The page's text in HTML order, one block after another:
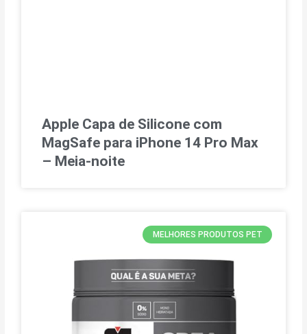
Apple Capa de Silicone com
MagSafe para iPhone 14 Pro Max
– Meia-noite
MELHORES PRODUTOS PET